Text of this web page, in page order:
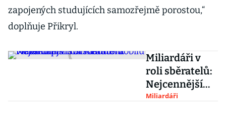
zapojených studujících samozřejmě porostou,“
doplňuje Přikryl.
Miliardáři v
roli sběratelů:
Nejcennější
sbírka
Miliardáři